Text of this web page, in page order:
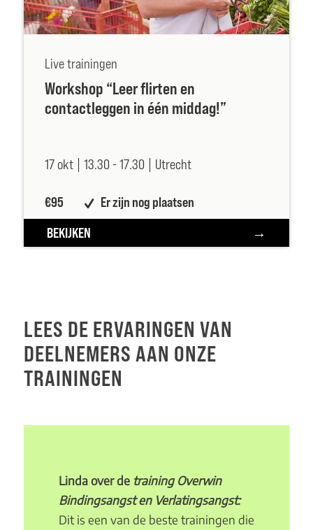
Live trainingen
Workshop “Leer flirten en
contactleggen in één middag!”
17 okt | 13.30 -17.30 | Utrecht
€95
Er zijn nog plaatsen
BEKIJKEN
LEES DE ERVARINGEN VAN
DEELNEMERS AAN ONZE
TRAININGEN
Linda over de training Overwin
Bindingsangst en Verlatingsangst:
Dit is een van de beste trainingen die